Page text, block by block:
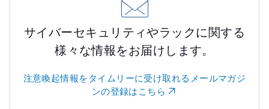
サイバーセキュリティやラックに関する
様々な情報をお届けします。
注意喚起情報をタイムリーに受け取れるメールマガジ
ンの登録はこちら